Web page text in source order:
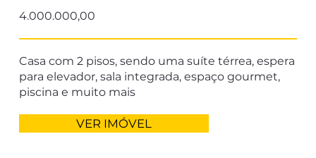
4.000.000,00
Casa com 2 pisos, sendo uma suíte térrea, espera
para elevador, sala integrada, espaço gourmet,
piscina e muito mais
VER IMÓVEL